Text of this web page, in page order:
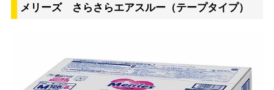
メリーズ さらさらエアスルー（テープタイプ）